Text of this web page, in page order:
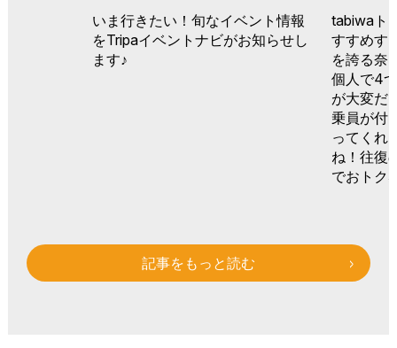
いま行きたい！旬なイベント情報
をTripaイベントナビがお知らせし
ます♪
tabiwaト
すすめす
を誇る奈
個人で4
が大変だ
乗員が付
ってくれ
ね！往復
でおトク
記事をもっと読む